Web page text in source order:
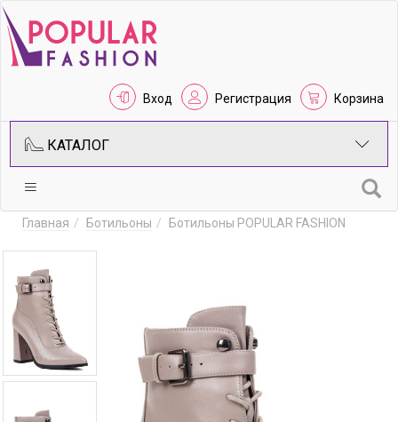
Вход Регистрация Корзина
КАТАЛОГ
Главная Ботильоны Ботильоны POPULAR FASHION